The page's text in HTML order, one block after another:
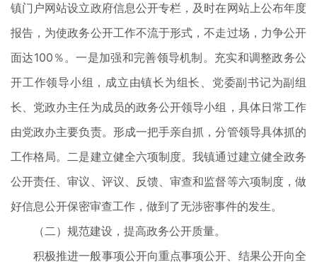
镇门户网站设立政府信息公开专栏，及时在网站上公布年度
报告，为使政务公开工作不流于形式，不走过场，力争公开
面达100％。一是加强和完善领导机制。充实和调整政务公
开工作领导小组，成立由镇长为组长、党委副书记为副组
长、党政办主任为成员的政务公开领导小组，具体日常工作
由党政办主要负责。形成一把手亲自抓，分管领导具体抓的
工作格局。二是建立健全六项制度。我镇通过建立健全政务
公开责任、审议、评议、反馈、审查和监督等六项制度，做
好信息公开保密审查工作，做到了无涉密事件的发生。
（二）规范建设，提高政务公开质量。
积极推进一般事项公开向重点事项公开、结果公开向全